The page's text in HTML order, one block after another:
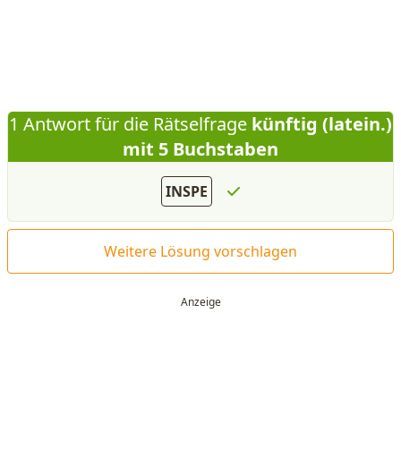
1 Antwort für die Rätselfrage künftig (latein.)
mit 5 Buchstaben
INSPE
Weitere Lösung vorschlagen